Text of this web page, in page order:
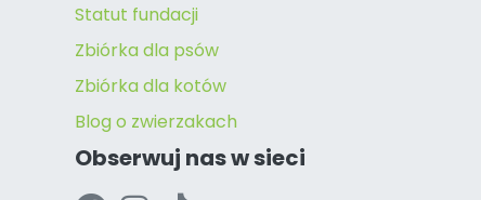
Statut fundacji
Zbiórka dla psów
Zbiórka dla kotów
Blog o zwierzakach
Obserwuj nas w sieci